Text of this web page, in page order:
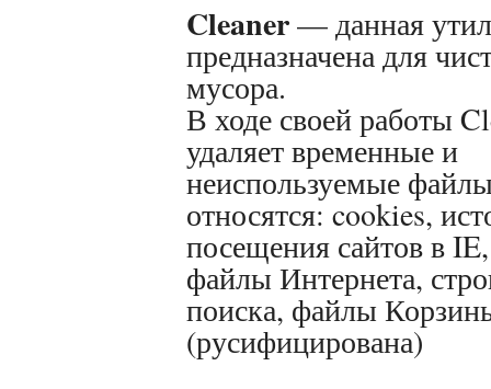
Cleaner— данная
предназначена для
мусора.
В ходе своей работы
удаляет временные и
неиспользуемые
относятся: cookies,
посещения сайтов в
файлы Интернета,
поиска, файлы
(русифицирована)